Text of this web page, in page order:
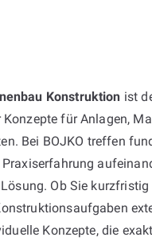
Konstruktion ist
für Anlagen,
Bei BOJKO treffen
Ob Sie
Konzepte, die